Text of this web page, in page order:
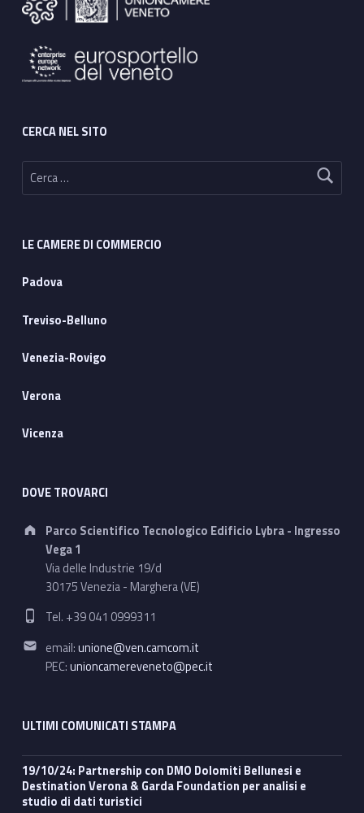
CERCA NEL SITO
Ricerca per:
LE CAMERE DI COMMERCIO
Padova
Treviso-Belluno
Venezia-Rovigo
Verona
Vicenza
DOVE TROVARCI
Address:
Parco Scientifico Tecnologico Edificio Lybra - Ingresso
Vega 1
Via delle Industrie 19/d
30175 Venezia - Marghera (VE)
Phone number:
Tel. +39 041 0999311
Email address:
email:unione@ven.camcom.it
PEC:unioncamereveneto@pec.it
ULTIMI COMUNICATI STAMPA
19/10/24: Partnership con DMO Dolomiti Bellunesi e
Destination Verona & Garda Foundation per analisi e
studio di dati turistici